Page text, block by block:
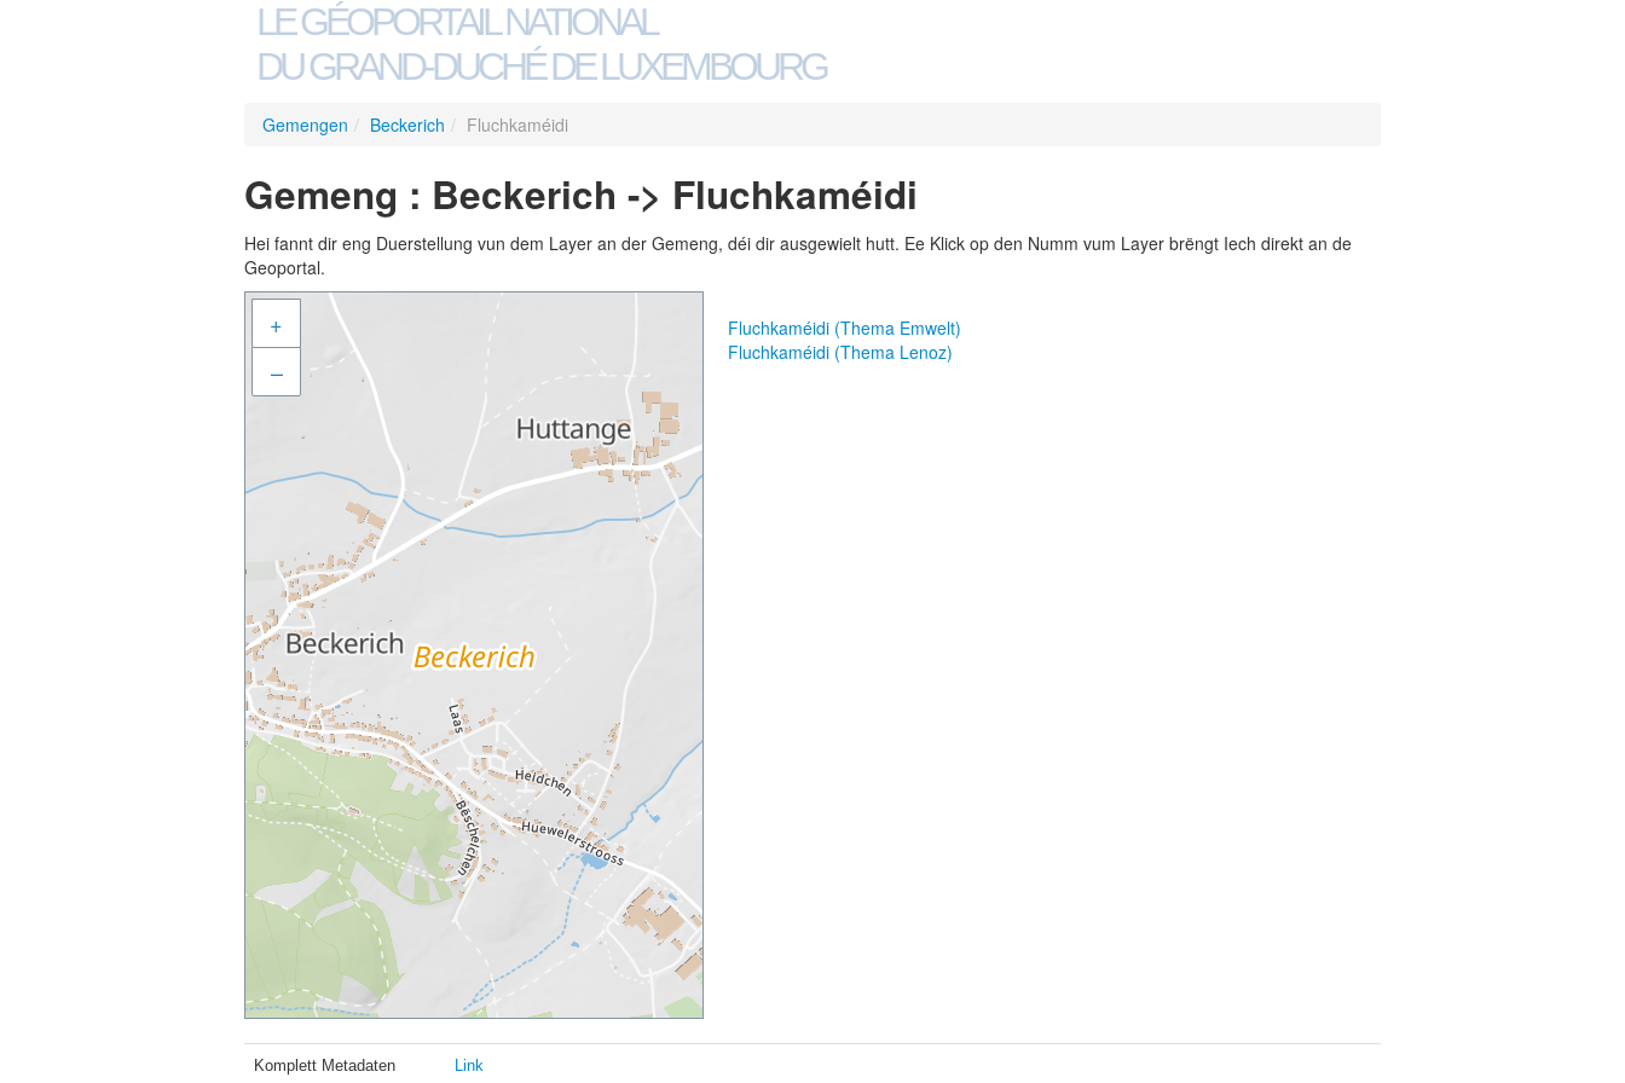
LE GÉOPORTAIL NATIONAL
DU GRAND-DUCHÉ DE LUXEMBOURG
Gemengen / Beckerich / Fluchkaméidi
Gemeng : Beckerich -> Fluchkaméidi
Hei fannt dir eng Duerstellung vun dem Layer an der Gemeng, déi dir ausgewielt hutt. Ee Klick op den Numm vum Layer brëngt Iech direkt an de
Geoportal.
+
–
Fluchkaméidi (Thema Emwelt)
Fluchkaméidi (Thema Lenoz)
Komplett Metadaten Link